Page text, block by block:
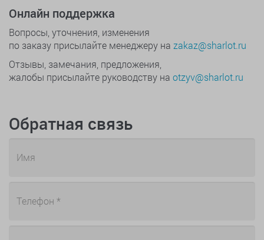
Онлайн поддержка
Вопросы, уточнения, изменения
по заказу присылайте менеджеру на zakaz@sharlot.ru
Отзывы, замечания, предложения,
жалобы присылайте руководству на otzyv@sharlot.ru
Обратная связь